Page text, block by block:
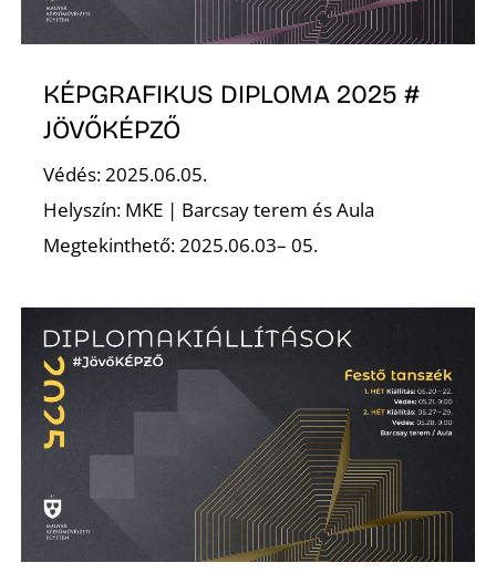
KÉPGRAFIKUS DIPLOMA 2025 #
JÖVŐKÉPZŐ
Védés: 2025.06.05.
Helyszín: MKE | Barcsay terem és Aula
Megtekinthető: 2025.06.03– 05.